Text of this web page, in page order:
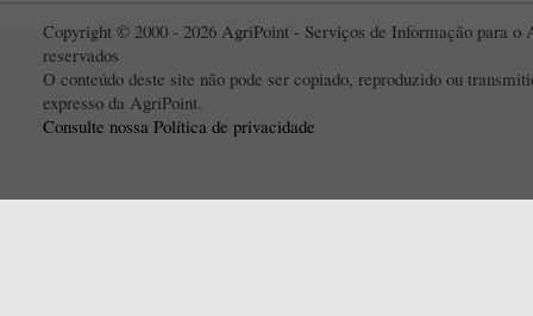
Copyright © 2000 - 2026 AgriPoint - Serviços de Informação para o
reservados
O conteúdo deste site não pode ser copiado, reproduzido ou
expresso da AgriPoint.
Consulte nossa Política de privacidade